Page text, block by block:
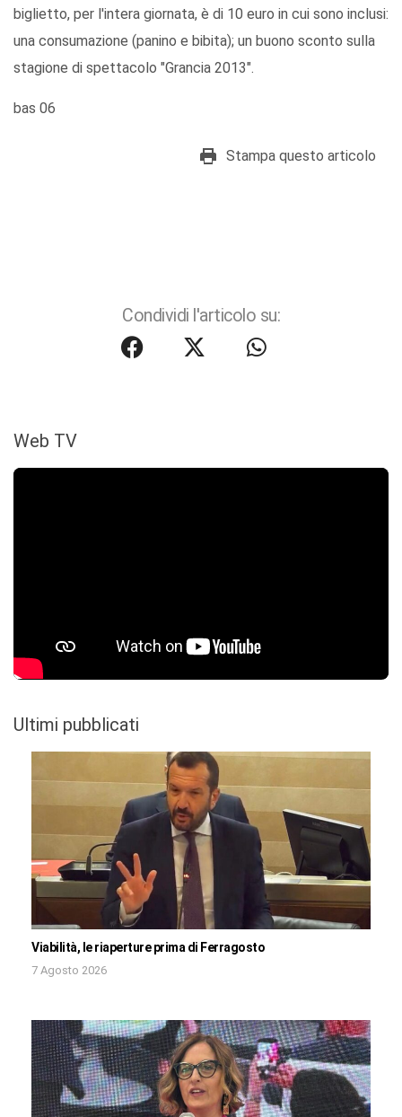
biglietto, per l'intera giornata, è di 10 euro in cui sono inclusi:
una consumazione (panino e bibita); un buono sconto sulla
stagione di spettacolo "Grancia 2013".
bas 06
Stampa questo articolo
Condividi l'articolo su:
Web TV
Ultimi pubblicati
Viabilità, le riaperture prima di Ferragosto
7 Agosto 2026